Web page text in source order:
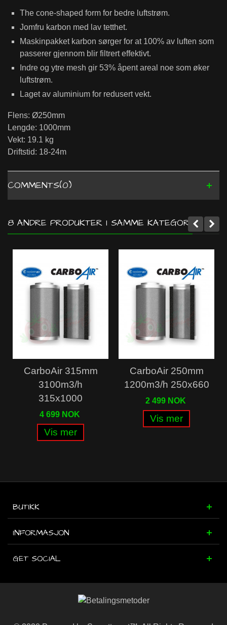
The cone-shaped form for bedre luftstrøm.
Jomfru karbon med lav tetthet.
Maskinpakket karbon sørger for at 100% av luften som
passerer gjennom blir filtrert effektivt.
Indre og ytre mesh gir 53% åpent areal noe som øker
luftstrøm.
Laget av aluminium for redusert vekt.
Flens: Ø250mm
Lengde: 1000mm
Vekt: 19.1 kg
Driftstid: 18-24m
COMMENTS(0)
8 ANDRE PRODUKTER I SAMME KATEGORI:
CarboAir 315mm
3100m3/h
315x1000
4 699 NOK
Vis mer
CarboAir 250mm
1200m3/h 250x660
2 499 NOK
Vis mer
BUTIKK
INFORMASJON
GET SOCIAL